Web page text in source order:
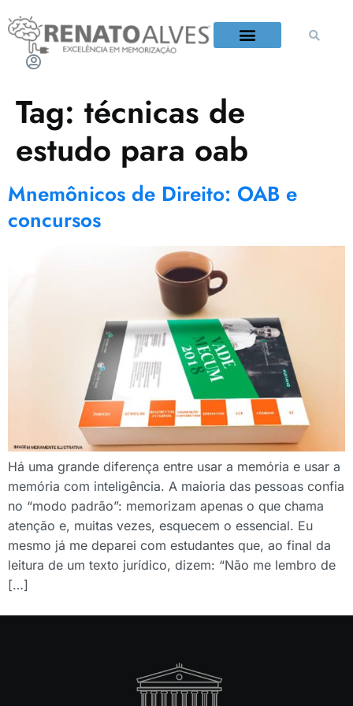
Tag: técnicas de
estudo para oab
Mnemônicos de Direito: OAB e
concursos
Há uma grande diferença entre usar a memória e usar a
memória com inteligência. A maioria das pessoas confia
no “modo padrão”: memorizam apenas o que chama
atenção e, muitas vezes, esquecem o essencial. Eu
mesmo já me deparei com estudantes que, ao final da
leitura de um texto jurídico, dizem: “Não me lembro de
[…]